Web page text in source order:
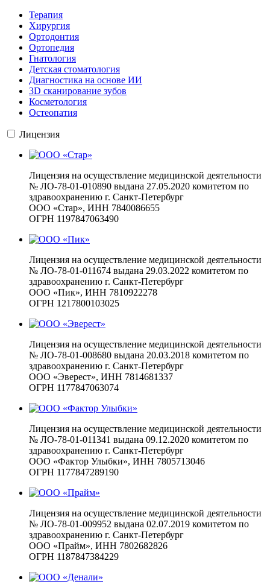
Терапия
Хирургия
Ортодонтия
Ортопедия
Гнатология
Детская стоматология
Диагностика на основе ИИ
3D сканирование зубов
Косметология
Остеопатия
Лицензия
Лицензия на осуществление медицинской деятельности
№ ЛО-78-01-010890 выдана 27.05.2020 комитетом по
здравоохранению г. Санкт-Петербург
ООО «Стар», ИНН 7840086655
ОГРН 1197847063490
Лицензия на осуществление медицинской деятельности
№ ЛО-78-01-011674 выдана 29.03.2022 комитетом по
здравоохранению г. Санкт-Петербург
ООО «Пик», ИНН 7810922278
ОГРН 1217800103025
Лицензия на осуществление медицинской деятельности
№ ЛО-78-01-008680 выдана 20.03.2018 комитетом по
здравоохранению г. Санкт-Петербург
ООО «Эверест», ИНН 7814681337
ОГРН 1177847063074
Лицензия на осуществление медицинской деятельности
№ ЛО-78-01-011341 выдана 09.12.2020 комитетом по
здравоохранению г. Санкт-Петербург
ООО «Фактор Улыбки», ИНН 7805713046
ОГРН 1177847289190
Лицензия на осуществление медицинской деятельности
№ ЛО-78-01-009952 выдана 02.07.2019 комитетом по
здравоохранению г. Санкт-Петербург
ООО «Прайм», ИНН 7802682826
ОГРН 1187847384229